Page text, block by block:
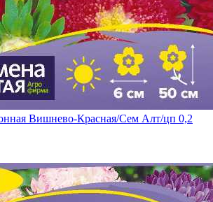
Вишнево-Красная/Сем Алт/цп 0,2